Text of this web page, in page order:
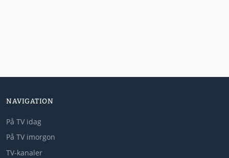
NAVIGATION
På TV idag
På TV imorgon
TV-kanaler